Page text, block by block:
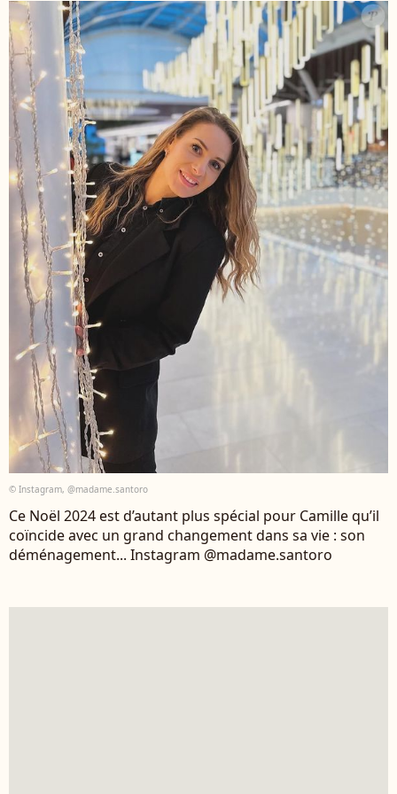
© Instagram, @madame.santoro
Ce Noël 2024 est d’autant plus spécial pour Camille qu’il
coïncide avec un grand changement dans sa vie : son
déménagement... Instagram @madame.santoro